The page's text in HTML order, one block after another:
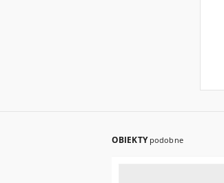
OBIEKTY podobne